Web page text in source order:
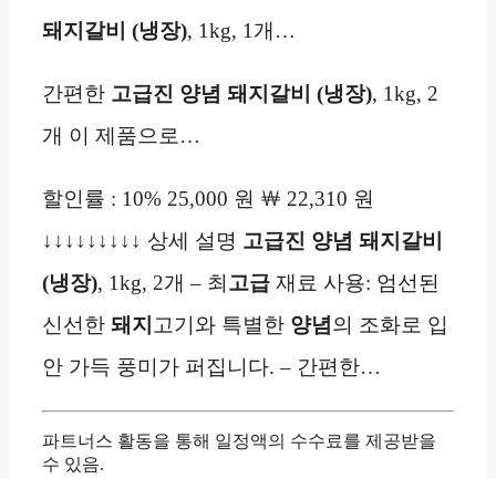
돼지갈비 (냉장), 1kg, 1개…
간편한 고급진 양념 돼지갈비 (냉장), 1kg, 2
개 이 제품으로…
할인률 : 10% 25,000 원 ￦ 22,310 원
↓↓↓↓↓↓↓↓↓ 상세 설명 고급진 양념 돼지갈비
(냉장), 1kg, 2개 – 최 고급 재료 사용: 엄선된
신선한 돼지 고기와 특별한 양념 의 조화로 입
안 가득 풍미가 퍼집니다. – 간편한…
파트너스 활동을 통해 일정액의 수수료를 제공받을
수 있음.